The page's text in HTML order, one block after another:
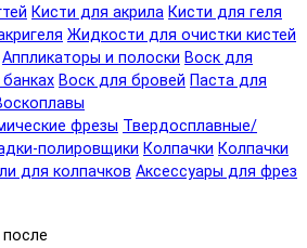
Кисти для акрила Кисти для геля
Жидкости для очистки кистей
Аппликаторы и полоски Воск для
Воск для бровей Паста для
фрезы Твердосплавные/
полировщики Колпачки Колпачки
для колпачков Аксессуары для фрез
после